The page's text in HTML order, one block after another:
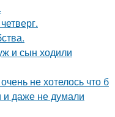
и сын ходили
не хотелось что б
даже не думали